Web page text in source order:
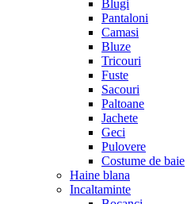
Blugi
Pantaloni
Camasi
Bluze
Tricouri
Fuste
Sacouri
Paltoane
Jachete
Geci
Pulovere
Costume de baie
Haine blana
Incaltaminte